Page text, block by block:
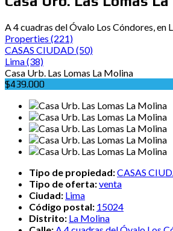
A 4 cuadras del Óvalo Los Cóndores, en
Properties (221)
CASAS CIUDAD(50)
Lima(38)
Casa Urb. Las Lomas La Molina
$439.000
Tipo de propiedad:CASAS
Tipo de oferta:venta
Ciudad: Lima
Código postal: 15024
Distrito: La Molina